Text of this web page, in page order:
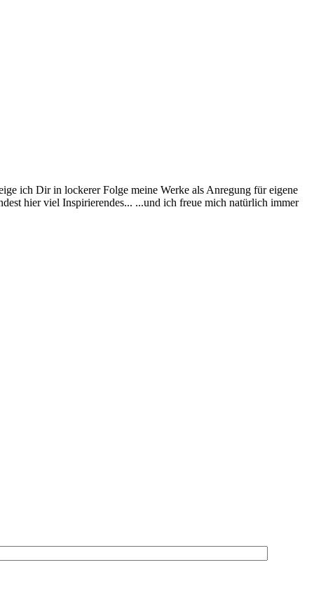
ich Dir in lockerer Folge meine Werke als Anregung für eigene
hier viel Inspirierendes... ...und ich freue mich natürlich immer